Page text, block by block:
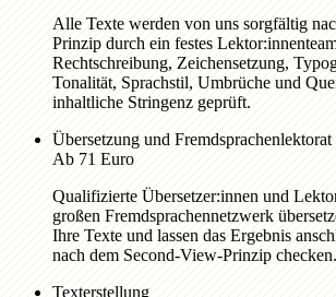
Alle Texte werden von uns sorgfältig
Prinzip durch ein festes
Rechtschreibung, Zeichensetzung,
Tonalität, Sprachstil, Umbrüche und
inhaltliche Stringenz geprüft.
Übersetzung und Fremdsprachenlektorat
Ab 71 Euro
Qualifizierte Übersetzer:innen und
großen Fremdsprachennetzwerk
Ihre Texte und lassen das Ergebnis
nach dem Second-View-Prinzip checken.
Texterstellung